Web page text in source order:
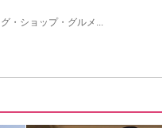
・ショップ・グルメ...